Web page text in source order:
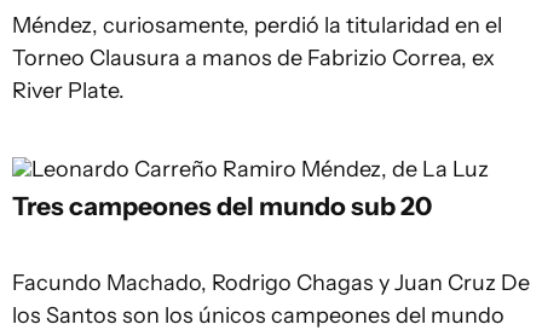
Méndez, curiosamente, perdió la titularidad en el
Torneo Clausura a manos de Fabrizio Correa, ex
River Plate.
Leonardo Carreño Ramiro Méndez, de La Luz
Tres campeones del mundo sub 20
Facundo Machado, Rodrigo Chagas y Juan Cruz De
los Santos son los únicos campeones del mundo